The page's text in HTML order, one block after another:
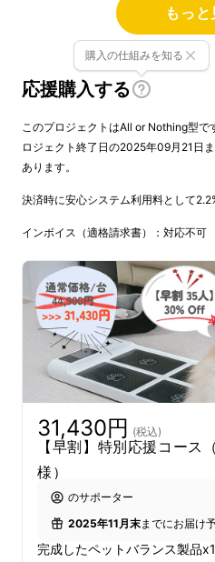
家族の健康を守るよう
愛犬は単なるペットでは
なる大切な家族です。
しかし、愛犬は自分の
ができません。
PetBalansは、愛犬の体
化に気づきやすくする
ツールです。
もっと
応援購入する
購入の仕組みを知る
このプロジェクトはAll or Nothing型で
ロジェクト終了日の2025年09月21日
あります。
決済時に安心システム利用料として
インボイス（適格請求書）：対応不可
31,430円 (税込)
【早割】特別応援コース
様）
のサポーター
2025年11月末までにお届け
完成したペットバランス製品